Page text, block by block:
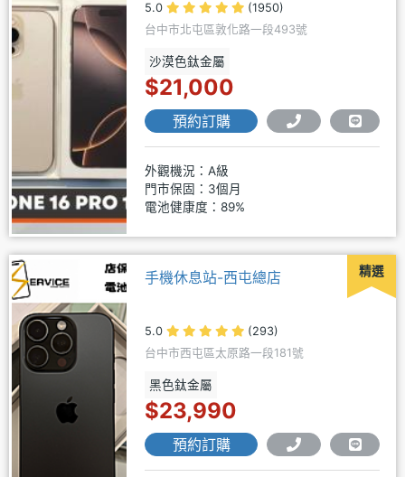
5.0
(1950)
台中市北屯區敦化路一段493號
沙漠色鈦金屬
$21,000
預約訂購
外觀機況：A級
門市保固：3個月
電池健康度：89%
精選
手機休息站-西屯總店
5.0
(293)
台中市西屯區太原路一段181號
黑色鈦金屬
$23,990
預約訂購